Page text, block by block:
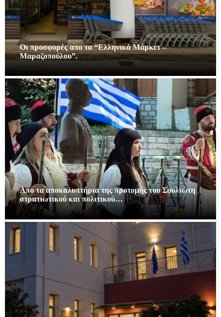
Οι προσφορές απο τα “Ελληνικά Μάρκετ –
Μαραζοπούλου”.
Απο τα αποκαλυπτήρια της προτομής του Σουλιώτη
στρατιωτικού και πολιτικού…